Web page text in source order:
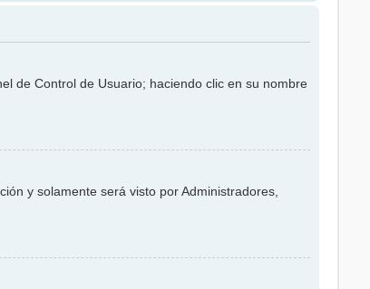
de Control de Usuario; haciendo clic en su nombre
y solamente será visto por Administradores,